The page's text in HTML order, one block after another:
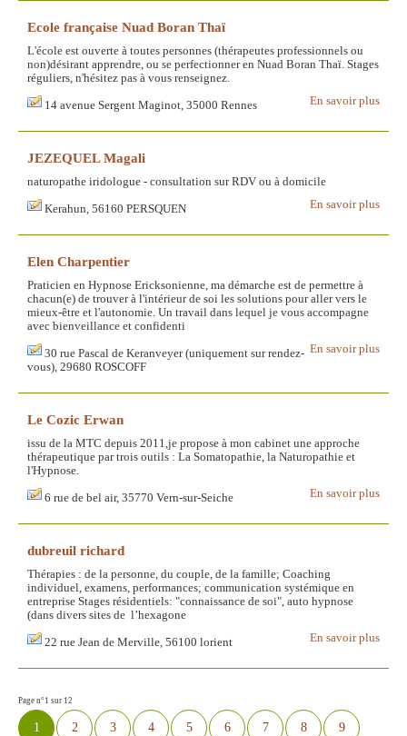
Ecole française Nuad Boran Thaï
L'école est ouverte à toutes personnes (thérapeutes professionnels ou
non)désirant apprendre, ou se perfectionner en Nuad Boran Thaï. Stages
réguliers, n'hésitez pas à vous renseignez.
En savoir plus
14 avenue Sergent Maginot, 35000 Rennes
JEZEQUEL Magali
naturopathe iridologue - consultation sur RDV ou à domicile
En savoir plus
Kerahun, 56160 PERSQUEN
Elen Charpentier
Praticien en Hypnose Ericksonienne, ma démarche est de permettre à
chacun(e) de trouver à l'intérieur de soi les solutions pour aller vers le
mieux-être et l'autonomie. Un travail dans lequel je vous accompagne
avec bienveillance et confidenti
En savoir plus
30 rue Pascal de Keranveyer (uniquement sur rendez-
vous), 29680 ROSCOFF
Le Cozic Erwan
issu de la MTC depuis 2011,je propose à mon cabinet une approche
thérapeutique par trois outils : La Somatopathie, la Naturopathie et
l'Hypnose.
En savoir plus
6 rue de bel air, 35770 Vern-sur-Seiche
dubreuil richard
Thérapies : de la personne, du couple, de la famille; Coaching
individuel, examens, performances; communication systémique en
entreprise Stages résidentiels: "connaissance de soi", auto hypnose
(dans divers sites de l’hexagone
En savoir plus
22 rue Jean de Merville, 56100 lorient
Page n°1 sur 12
1 2 3 4 5 6 7 8 9